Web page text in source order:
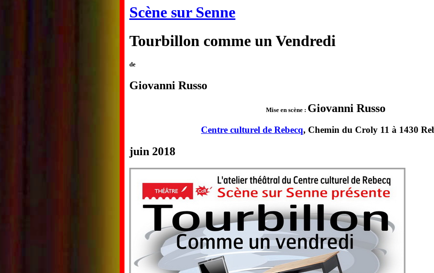
Scène sur Senne
Tourbillon comme un Vendredi
de
Giovanni Russo
Mise en scène : Giovanni Russo
Centre culturel de Rebecq, Chemin du Croly 11 à 1430
juin 2018